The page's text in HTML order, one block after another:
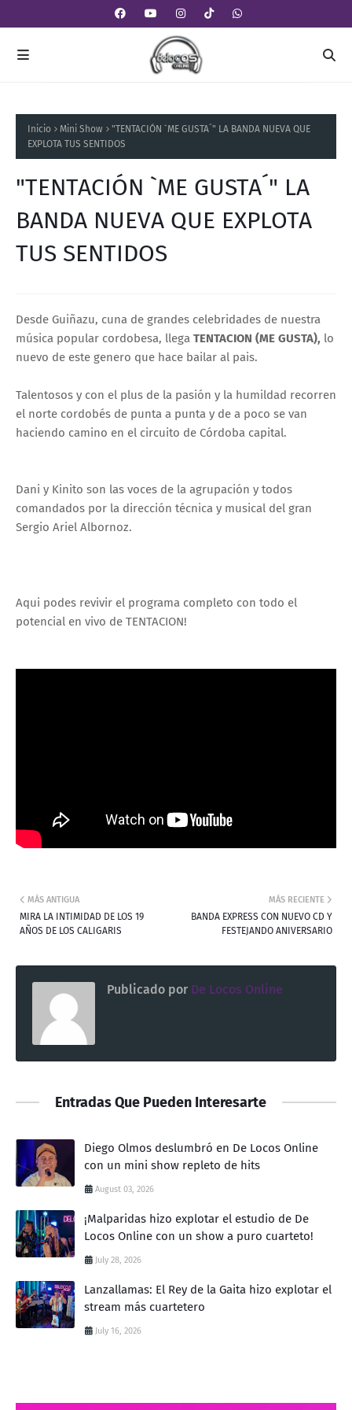
Inicio Mini Show
"TENTACIÓN `ME GUSTA´" LA BANDA NUEVA QUE
EXPLOTA TUS SENTIDOS
"TENTACIÓN `ME GUSTA´" LA
BANDA NUEVA QUE EXPLOTA
TUS SENTIDOS
Desde Guiñazu, cuna de grandes celebridades de nuestra
música popular cordobesa, llega TENTACION (ME GUSTA), lo
nuevo de este genero que hace bailar al pais.
Talentosos y con el plus de la pasión y la humildad recorren
el norte cordobés de punta a punta y de a poco se van
haciendo camino en el circuito de Córdoba capital.
Dani y Kinito son las voces de la agrupación y todos
comandados por la dirección técnica y musical del gran
Sergio Ariel Albornoz.
Aqui podes revivir el programa completo con todo el
potencial en vivo de TENTACION!
MÁS RECIENTE
BANDA EXPRESS CON NUEVO CD Y
FESTEJANDO ANIVERSARIO
MÁS ANTIGUA
MIRA LA INTIMIDAD DE LOS 19
AÑOS DE LOS CALIGARIS
Publicado por De Locos Online
Entradas Que Pueden Interesarte
Diego Olmos deslumbró en De Locos Online
con un mini show repleto de hits
August 03, 2026
¡Malparidas hizo explotar el estudio de De
Locos Online con un show a puro cuarteto!
July 28, 2026
Lanzallamas: El Rey de la Gaita hizo explotar el
stream más cuartetero
July 16, 2026